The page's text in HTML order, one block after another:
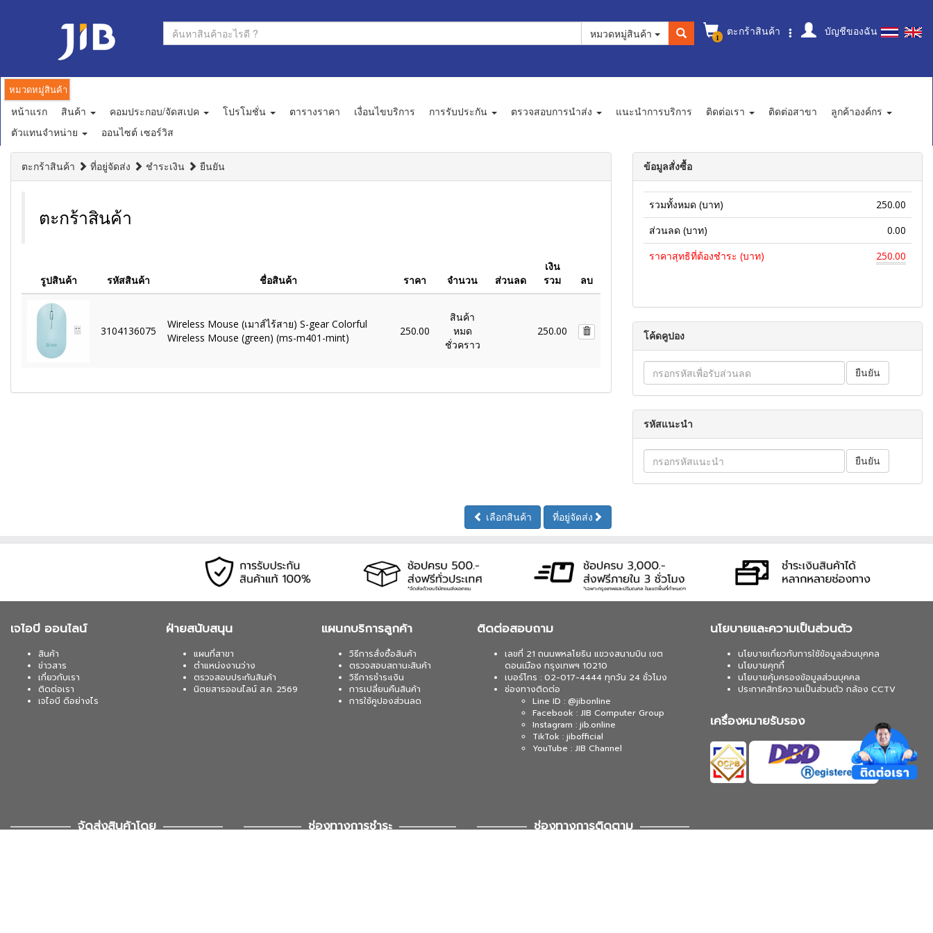
1 ตะกร้าสินค้า บัญชีของฉัน
หมวดหมู่สินค้า
หมวดหมู่สินค้า
หน้าแรก สินค้า คอมประกอบ/จัดสเปค โปรโมชั่น ตารางราคา เงื่อนไขบริการ การรับประกัน ตรวจสอบการนำส่ง แนะนำการบริการ ติดต่อเรา ติดต่อสาขา
ลูกค้าองค์กร
ตัวแทนจำหน่าย
ออนไซต์ เซอร์วิส
ตะกร้าสินค้า ที่อยู่จัดส่ง ชำระเงิน ยืนยัน
ตะกร้าสินค้า
รูปสินค้า รหัสสินค้า ชื่อสินค้า ราคา จำนวน ส่วนลด
เงิน
รวม
ลบ
3104136075
Wireless Mouse (เมาส์ไร้สาย) S-gear Colorful
Wireless Mouse (green) (ms-m401-mint)
250.00
สินค้า
หมด
ชั่วคราว
250.00
ข้อมูลสั่งซื้อ
รวมทั้งหมด (บาท)
250.00
ส่วนลด (บาท)
0.00
ราคาสุทธิที่ต้องชำระ (บาท)
250.00
โค้ดคูปอง
รหัสแนะนำ
เลือกสินค้า ที่อยู่จัดส่ง
เจไอบี ออนไลน์
สินค้า
ข่าวสาร
เกี่ยวกับเรา
ติดต่อเรา
เจไอบี ดีอย่างไร
ฝ่ายสนับสนุน
แผนที่สาขา
ตำแหน่งงานว่าง
ตรวจสอบประกันสินค้า
นิตยสารออนไลน์ ส.ค. 2569
แผนกบริการลูกค้า
วิธีการสั่งซื้อสินค้า
ตรวจสอบสถานะสินค้า
วิธีการชำระเงิน
การเปลี่ยนคืนสินค้า
การใช้คูปองส่วนลด
ติดต่อสอบถาม
เลขที่ 21 ถนนพหลโยธิน แขวงสนามบิน เขต
ดอนเมือง กรุงเทพฯ 10210
เบอร์โทร : 02-017-4444 ทุกวัน 24 ชั่วโมง
ช่องทางติดต่อ
Line ID : @jibonline
Facebook : JIB Computer Group
Instagram : jib.online
TikTok : jibofficial
YouTube : JIB Channel
นโยบายและความเป็นส่วนตัว
นโยบายเกี่ยวกับการใช้ข้อมูลส่วนบุคคล
นโยบายคุกกี้
นโยบายคุ้มครองข้อมูลส่วนบุคคล
ประกาศสิทธิความเป็นส่วนตัว กล้อง CCTV
เครื่องหมายรับรอง
จัดส่งสินค้าโดย ช่องทางการชำระ ช่องทางการติดตาม